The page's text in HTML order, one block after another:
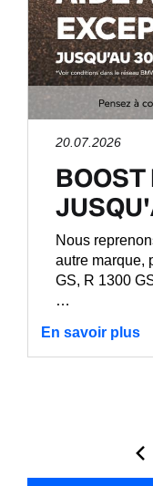
20.07.2026
BOOST
Nous
autre marque,
GS, R 1300
…
En savoir plus